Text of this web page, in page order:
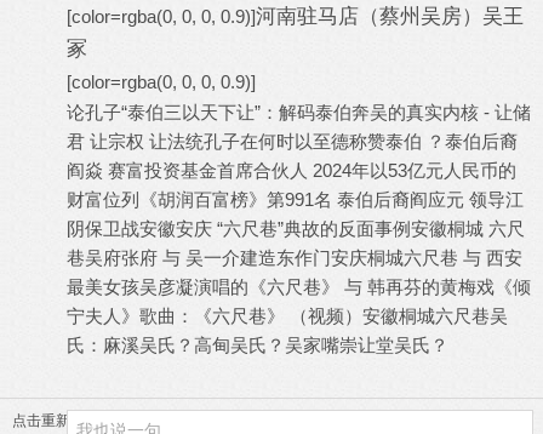
[color=rgba(0, 0, 0, 0.9)]河南驻马店（蔡州吴房）吴王
冢
[color=rgba(0, 0, 0, 0.9)]
论孔子“泰伯三以天下让”：解码泰伯奔吴的真实内核 - 让储
君 让宗权 让法统孔子在何时以至德称赞泰伯 ？ 泰伯后裔
阎焱 赛富投资基金首席合伙人 ‌2024年‌以‌53亿元人民币‌的
财富位列《胡润百富榜》第991名 ‌ 泰伯后裔阎应元 领导江
阴保卫战安徽安庆 “六尺巷”典故的反面事例安徽桐城 六尺
巷吴府张府 与 吴一介建造东作门安庆桐城六尺巷 与 西安
最美女孩吴彦凝演唱的《六尺巷》 与 韩再芬的黄梅戏《倾
宁夫人》 歌曲：《六尺巷》 （视频） 安徽桐城六尺巷吴
氏：麻溪吴氏？高甸吴氏？吴家嘴崇让堂吴氏？
点击重新加载